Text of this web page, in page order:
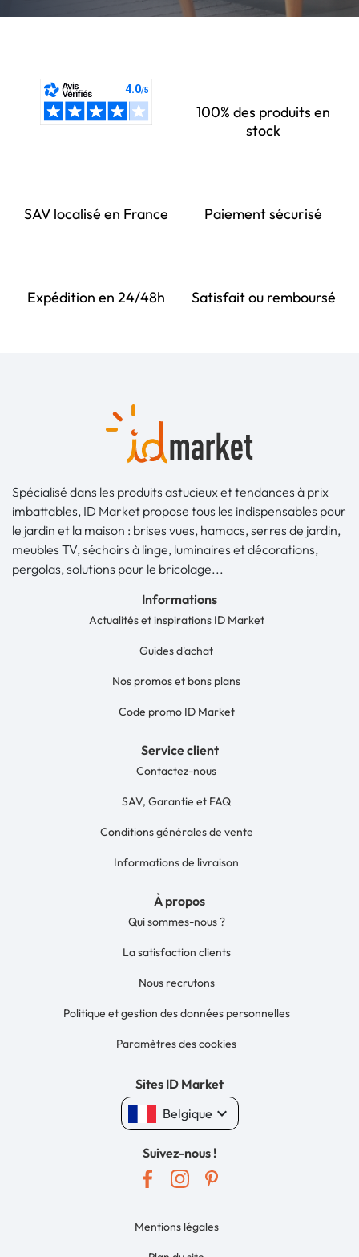
100% des produits en
stock
SAV localisé en France Paiement sécurisé
Expédition en 24/48h Satisfait ou remboursé
Spécialisé dans les produits astucieux et tendances à prix
imbattables, ID Market propose tous les indispensables pour
le jardin et la maison : brises vues, hamacs, serres de jardin,
meubles TV, séchoirs à linge, luminaires et décorations,
pergolas, solutions pour le bricolage...
Informations
Actualités et inspirations ID Market
Guides d'achat
Nos promos et bons plans
Code promo ID Market
Service client
Contactez-nous
SAV, Garantie et FAQ
Conditions générales de vente
Informations de livraison
À propos
Qui sommes-nous ?
La satisfaction clients
Nous recrutons
Politique et gestion des données personnelles
Paramètres des cookies
Sites ID Market
Belgique keyboard_arrow_down
Suivez-nous !
Mentions légales